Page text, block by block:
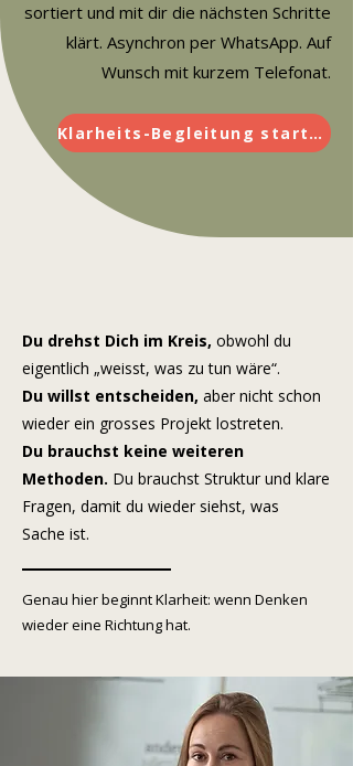
sortiert und mit dir die nächsten Schritte
klärt. Asynchron per WhatsApp. Auf
Wunsch mit kurzem Telefonat.
Klarheits-Begleitung starten
Du drehst Dich im Kreis, obwohl du
eigentlich „weisst, was zu tun wäre“.
Du willst entscheiden, aber nicht schon
wieder ein grosses Projekt lostreten.
Du brauchst keine weiteren
Methoden. Du brauchst Struktur und klare
Fragen, damit du wieder siehst, was
Sache ist.
Genau hier beginnt Klarheit: wenn Denken
wieder eine Richtung hat.